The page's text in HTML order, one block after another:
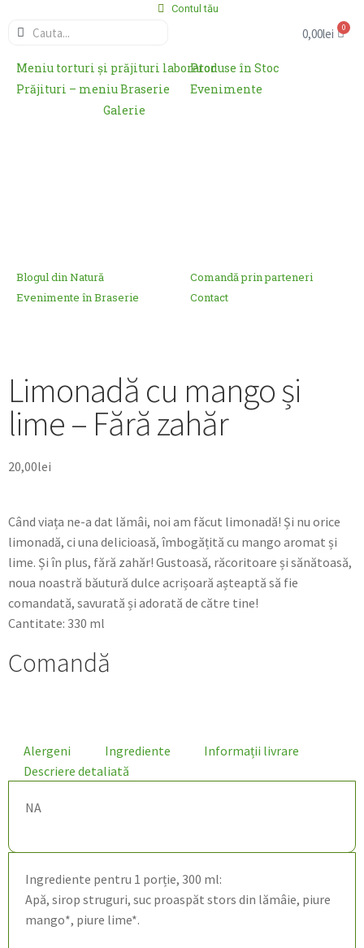
Contul tău
0,00lei 0
Meniu torturi și prăjituri laboratorProduse în Stoc
Prăjituri – meniu Braserie
Evenimente
Galerie
Blogul din Natură
Comandă prin parteneri
Evenimente în Braserie
Contact
Limonadă cu mango și
lime – Fără zahăr
20,00lei
Când viața ne-a dat lămâi, noi am făcut limonadă! Și nu orice
limonadă, ci una delicioasă, îmbogățită cu mango aromat și
lime. Și în plus, fără zahăr! Gustoasă, răcoritoare și sănătoasă,
noua noastră băutură dulce acrișoară așteaptă să fie
comandată, savurată și adorată de către tine!
Cantitate: 330 ml
Comandă
Alergeni Ingrediente
Informații livrare
Descriere detaliată
NA
Ingrediente pentru 1 porție, 300 ml:
Apă, sirop struguri, suc proaspăt stors din lămâie, piure
mango*, piure lime*.